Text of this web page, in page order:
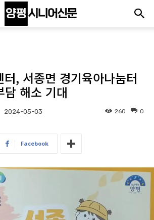
터, 서종면 경기육아나눔터
해소 기대
2024-05-03 0
260
Facebook